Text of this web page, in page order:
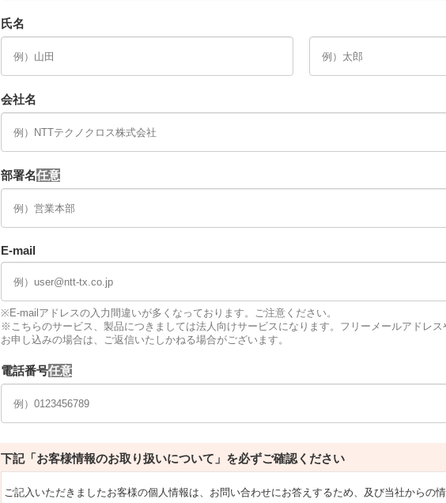
氏名
会社名
部署名
E-mail
※E-mailアドレスの入力間違いが多くなっております。ご注意ください。
※こちらのサービス、製品につきましては法人向けサービスになります。フリーメールアドレ
お申し込みの場合は、ご返信いたしかねる場合がございます。
電話番号
下記「お客様情報のお取り扱いについて」を必ずご確認ください